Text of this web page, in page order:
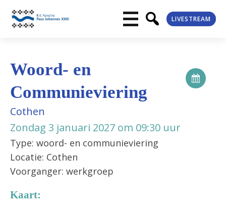
LIVESTREAM
Woord- en
Communieviering
Cothen
Zondag 3 januari 2027 om 09:30 uur
Type: woord- en communieviering
Locatie: Cothen
Voorganger: werkgroep
Kaart: